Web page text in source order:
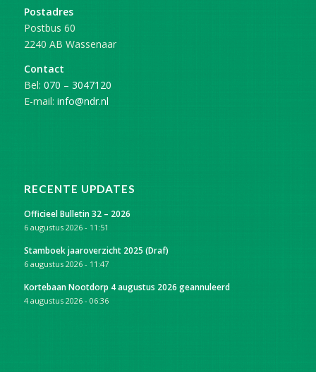
Postadres
Postbus 60
2240 AB Wassenaar
Contact
Bel: 070 – 3047120
E-mail: info@ndr.nl
RECENTE UPDATES
Officieel Bulletin 32 – 2026
6 augustus 2026 - 11:51
Stamboek jaaroverzicht 2025 (Draf)
6 augustus 2026 - 11:47
Kortebaan Nootdorp 4 augustus 2026 geannuleerd
4 augustus 2026 - 06:36